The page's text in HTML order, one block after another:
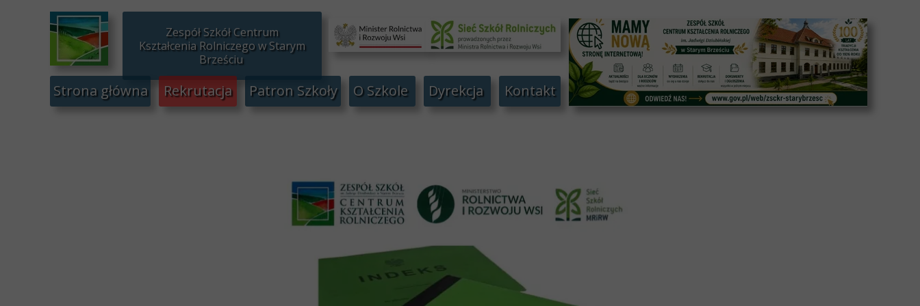
Rekrutacja Dyrekcja
Strona główna Kontakt
O Szkole
Patron Szkoły
Zespół Szkół Centrum
Kształcenia Rolniczego w Starym
Brześciu